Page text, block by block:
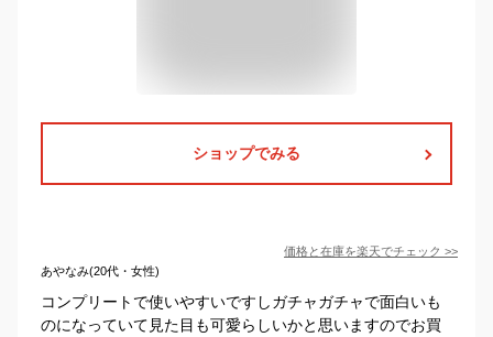
ショップでみる
価格と在庫を楽天でチェック >>
あやなみ(20代・女性)
コンプリートで使いやすいですしガチャガチャで面白いも
のになっていて見た目も可愛らしいかと思いますのでお買